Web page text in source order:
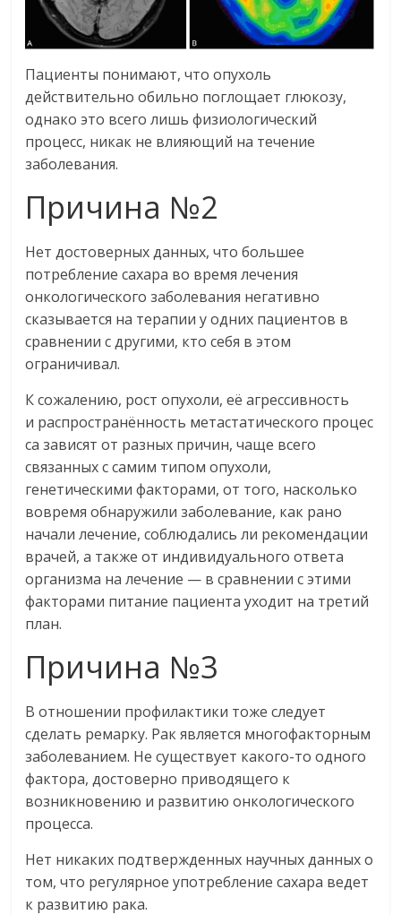
Пациенты понимают, что опухоль
действительно обильно поглощает глюкозу,
однако это всего лишь физиологический
процесс, никак не влияющий на течение
заболевания.
Причина №2
Нет достоверных данных, что большее
потребление сахара во время лечения
онкологического заболевания негативно
сказывается на терапии у одних пациентов в
сравнении с другими, кто себя в этом
ограничивал.
К сожалению, рост опухоли, её агрессивность
и распространённость метастатического процес
са зависят от разных причин, чаще всего
связанных с самим типом опухоли,
генетическими факторами, от того, насколько
вовремя обнаружили заболевание, как рано
начали лечение, соблюдались ли рекомендации
врачей, а также от индивидуального ответа
организма на лечение — в сравнении с этими
факторами питание пациента уходит на третий
план.
Причина №3
В отношении профилактики тоже следует
сделать ремарку. Рак является многофакторным
заболеванием. Не существует какого-то одного
фактора, достоверно приводящего к
возникновению и развитию онкологического
процесса.
Нет никаких подтвержденных научных данных о
том, что регулярное употребление сахара ведет
к развитию рака.